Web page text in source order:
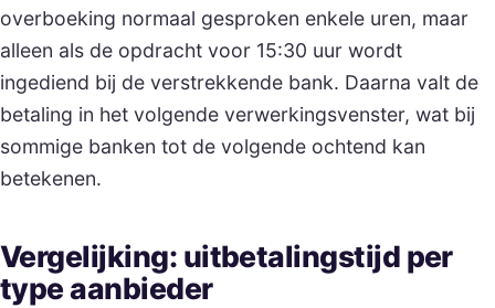
overboeking normaal gesproken enkele uren, maar
alleen als de opdracht voor 15:30 uur wordt
ingediend bij de verstrekkende bank. Daarna valt de
betaling in het volgende verwerkingsvenster, wat bij
sommige banken tot de volgende ochtend kan
betekenen.
Vergelijking: uitbetalingstijd per
type aanbieder